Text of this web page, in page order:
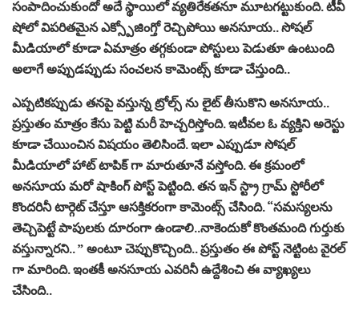
సంపాదించుకుందో అదే స్థాయిలో వ్యతిరేకతనూ మూటగట్టుకుంది. టీవీ
షోలో విపరితమైన ఎక్స్పోజింగ్తో రెచ్చిపోయి అనసూయ.. సోషల్
మీడియాలో కూడా ఏమాత్రం తగ్గకుండా పోస్టులు పెడుతూ ఉంటుంది
అలాగే అప్పుడప్పుడు సంచలన కామెంట్స్ కూడా చేస్తుంది..
ఎప్పటికప్పుడు తనపై వస్తున్న ట్రోల్స్ ను లైట్ తీసుకొని అనసూయ..
ప్రస్తుతం మాత్రం కేసు పెట్టి మరీ హెచ్చరిస్తోంది. ఇటీవల ఓ వ్యక్తిని అరెస్టు
కూడా చేయించిన విషయం తెలిసిందే. ఇలా ఎప్పుడూ సోషల్
మీడియాలో హాట్ టాపిక్ గా మారుతూనే వస్తోంది. ఈ క్రమంలో
అనసూయ మరో షాకింగ్ పోస్ట్ పెట్టింది. తన ఇన్ స్ట్రా గ్రామ్ స్టోరీలో
కొందరినీ టార్గెట్ చేస్తూ ఆసక్తికరంగా కామెంట్స్ చేసింది. “సమస్యలను
తెచ్చిపెట్టే పాపులకు దూరంగా ఉండాలి..నాకెందుకో కొంతమంది గుర్తుకు
వస్తున్నారని.. ” అంటూ చెప్పుకొచ్చింది.. ప్రస్తుతం ఈ పోస్ట్ నెట్టింట వైరల్
గా మారింది. ఇంతకీ అనసూయ ఎవరినీ ఉద్దేశించి ఈ వ్యాఖ్యలు
చేసింది..